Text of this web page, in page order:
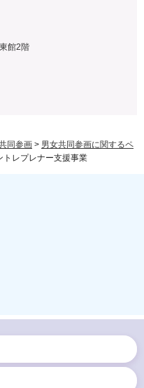
館2階
同参画 > 男女共同参画に関するペ
トレプレナー支援事業